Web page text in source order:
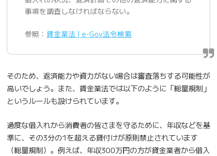
事項を調査しなければならない。
参照：貸金業法 | e-Gov法令検索
そのため、返済能力や資力がない場合は審査落ちする可能性が
高いでしょう。また、賃金業法では以下のように「総量規制」
というルールも設けられています。
過度な借入れから消費者の皆さまを守るために、年収などを基
準に、その3分の1を超える貸付けが原則禁止されています
（総量規制）。例えば、年収300万円の方が貸金業者から借入